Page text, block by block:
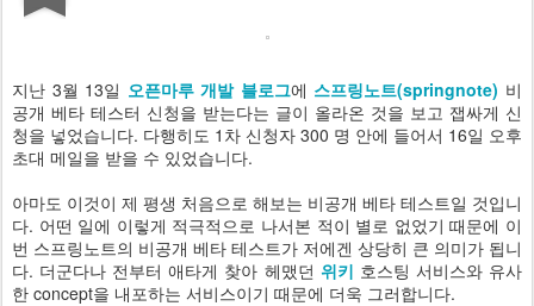
지난 3월 13일 오픈마루 개발 블로그에 스프링노트(springnote) 비
공개 베타 테스터 신청을 받는다는 글이 올라온 것을 보고 잽싸게 신
청을 넣었습니다. 다행히도 1차 신청자 300 명 안에 들어서 16일 오후
초대 메일을 받을 수 있었습니다.
아마도 이것이 제 평생 처음으로 해보는 비공개 베타 테스트일 것입니
다. 어떤 일에 이렇게 적극적으로 나서본 적이 별로 없었기 때문에 이
번 스프링노트의 비공개 베타 테스트가 저에겐 상당히 큰 의미가 됩니
다. 더군다나 전부터 애타게 찾아 헤맸던 위키 호스팅 서비스와 유사
한 concept을 내포하는 서비스이기 때문에 더욱 그러합니다.